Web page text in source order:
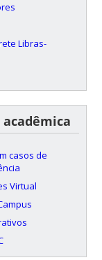
Libras-
casos de
Virtual